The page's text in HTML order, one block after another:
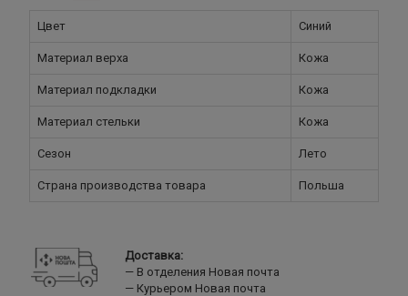
Цвет Синий
Материал верха Кожа
Материал подкладки Кожа
Материал стельки Кожа
Сезон Лето
Страна производства товара Польша
Доставка:
В отделения Новая почта
Курьером Новая почта